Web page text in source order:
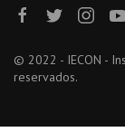
© 2022 - IECON -
reservados.